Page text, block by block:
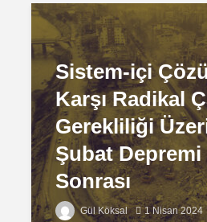
Sistem-içi
Karşı Radikal
Gerekliliği
Şubat Depremi
Sonrası
Gül Köksal 1 Nisan 2024